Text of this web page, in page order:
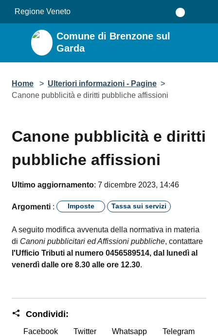
Regione Veneto
Comune di Brenzone sul
Garda
Home > Ulteriori informazioni - Pagine >
Canone pubblicità e diritti pubbliche affissioni
Canone pubblicità e diritti
pubbliche affissioni
Ultimo aggiornamento: 7 dicembre 2023, 14:46
Argomenti : Imposte Tassa sui servizi
A seguito modifica avvenuta della normativa in materia
di Canoni pubblicitari ed Affissioni pubbliche, contattare
l'Ufficio Tributi al numero 0456589514, dal lunedì al
venerdì dalle ore 8.30 alle ore 12.30.
Condividi:
Facebook Twitter Whatsapp
Telegram